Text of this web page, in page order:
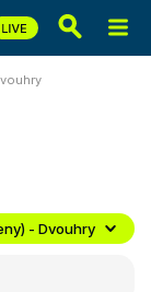
- Dvouhry